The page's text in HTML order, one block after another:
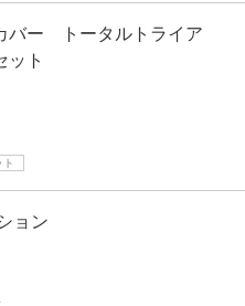
バー トータルトライア
ト
ョン